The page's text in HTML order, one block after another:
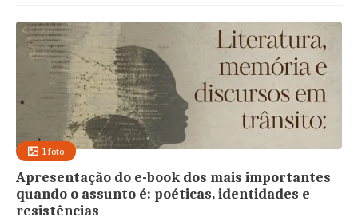
1 foto
Apresentação do e-book dos mais importantes
quando o assunto é: poéticas, identidades e
resistências